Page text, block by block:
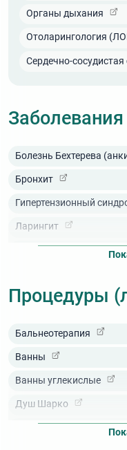
И разумеется,
пляже у моря,
расстоянии всего
обновляются,
пансионата.
Органы дыхания
Отоларингология
Сердечно-сосудистая
Заболевания
Болезнь Бехтерева
Бронхит
Гипертензионный
Ларингит
Невроз (неврастения)
Полиартрит
Процедуры
Бальнеотерапия
Ванны
Ванны углекислые
Душ Шарко